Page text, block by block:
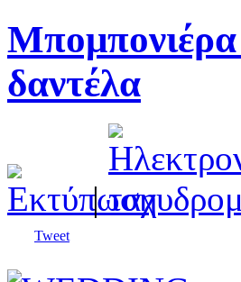
Μπομπονιέρα
δαντέλα
|
Tweet